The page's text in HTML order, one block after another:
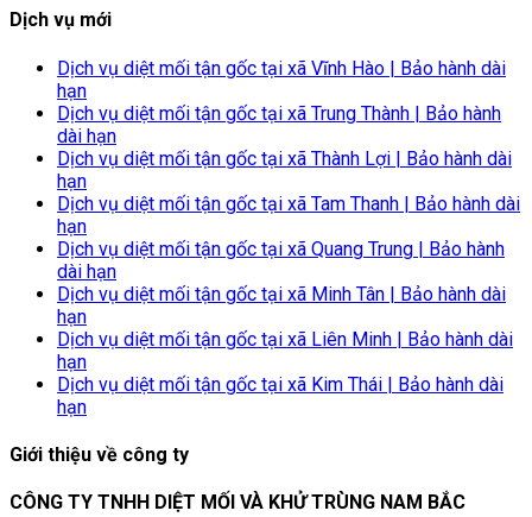
Dịch vụ mới
Dịch vụ diệt mối tận gốc tại xã Vĩnh Hào | Bảo hành dài
hạn
Dịch vụ diệt mối tận gốc tại xã Trung Thành | Bảo hành
dài hạn
Dịch vụ diệt mối tận gốc tại xã Thành Lợi | Bảo hành dài
hạn
Dịch vụ diệt mối tận gốc tại xã Tam Thanh | Bảo hành dài
hạn
Dịch vụ diệt mối tận gốc tại xã Quang Trung | Bảo hành
dài hạn
Dịch vụ diệt mối tận gốc tại xã Minh Tân | Bảo hành dài
hạn
Dịch vụ diệt mối tận gốc tại xã Liên Minh | Bảo hành dài
hạn
Dịch vụ diệt mối tận gốc tại xã Kim Thái | Bảo hành dài
hạn
Giới thiệu về công ty
CÔNG TY TNHH DIỆT MỐI VÀ KHỬ TRÙNG NAM BẮC